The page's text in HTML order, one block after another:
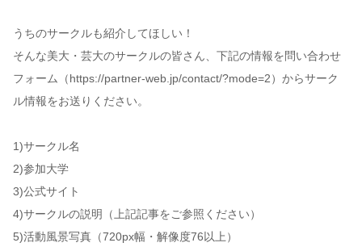
うちのサークルも紹介してほしい！
そんな美大・芸大のサークルの皆さん、下記の情報を問い合わせ
フォーム（https://partner-web.jp/contact/?mode=2）からサーク
ル情報をお送りください。
1)サークル名
2)参加大学
3)公式サイト
4)サークルの説明（上記記事をご参照ください）
5)活動風景写真（720px幅・解像度76以上）